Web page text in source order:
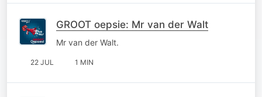
GROOT oepsie: Mr van der Walt
Mr van der Walt.
22 JUL 1 MIN